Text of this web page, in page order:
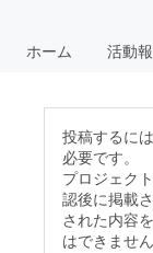
ホーム 活動
投稿するには
必要です。
プロジェク
認後に掲載
された内容
はできません